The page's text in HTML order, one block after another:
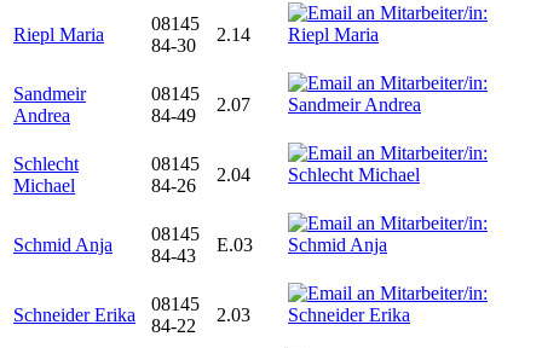
Riepl Maria
08145
84-30
2.14
Sandmeir
Andrea
08145
84-49
2.07
Schlecht
Michael
08145
84-26
2.04
Schmid Anja
08145
84-43
E.03
Schneider Erika
08145
84-22
2.03